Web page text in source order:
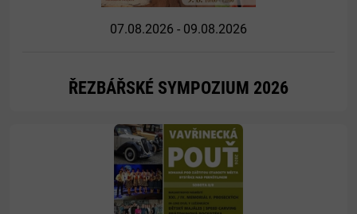
07.08.2026 - 09.08.2026
ŘEZBÁŘSKÉ SYMPOZIUM 2026
Více